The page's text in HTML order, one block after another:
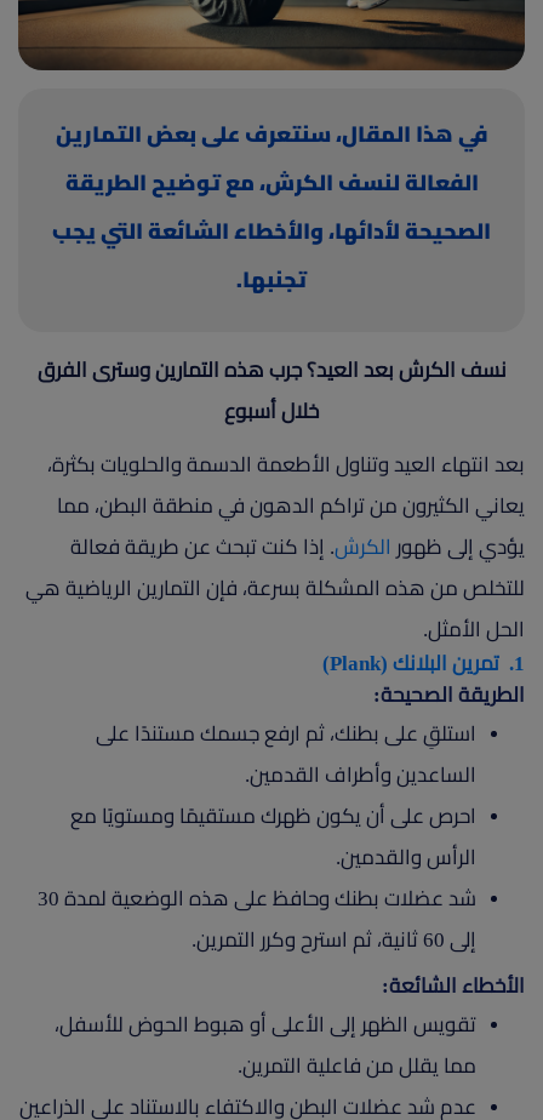
أعلن معنا(current)
في هذا المقال، سنتعرف على بعض التمارين
الفعالة لنسف الكرش، مع توضيح الطريقة
الصحيحة لأدائها، والأخطاء الشائعة التي يجب
تجنبها.
نسف الكرش بعد العيد؟ جرب هذه التمارين وسترى الفرق
خلال أسبوع
بعد انتهاء العيد وتناول الأطعمة الدسمة والحلويات بكثرة،
يعاني الكثيرون من تراكم الدهون في منطقة البطن، مما
يؤدي إلى ظهور الكرش. إذا كنت تبحث عن طريقة فعالة
للتخلص من هذه المشكلة بسرعة، فإن التمارين الرياضية هي
الحل الأمثل.
1. تمرين البلانك (Plank)
الطريقة الصحيحة:
استلقِ على بطنك، ثم ارفع جسمك مستندًا على
الساعدين وأطراف القدمين.
احرص على أن يكون ظهرك مستقيمًا ومستويًا مع
الرأس والقدمين.
شد عضلات بطنك وحافظ على هذه الوضعية لمدة 30
إلى 60 ثانية، ثم استرح وكرر التمرين.
الأخطاء الشائعة:
تقويس الظهر إلى الأعلى أو هبوط الحوض للأسفل،
مما يقلل من فاعلية التمرين.
عدم شد عضلات البطن والاكتفاء بالاستناد على الذراعين